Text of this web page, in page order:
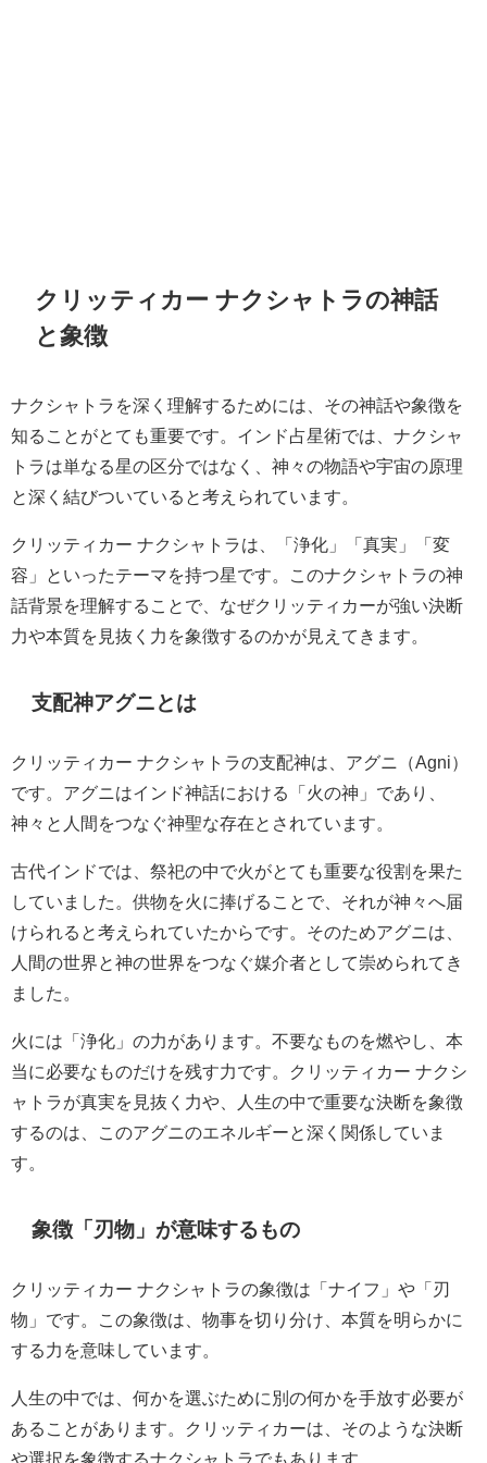
クリッティカー ナクシャトラの神話
と象徴
ナクシャトラを深く理解するためには、その神話や象徴を
知ることがとても重要です。インド占星術では、ナクシャ
トラは単なる星の区分ではなく、神々の物語や宇宙の原理
と深く結びついていると考えられています。
クリッティカー ナクシャトラは、「浄化」「真実」「変
容」といったテーマを持つ星です。このナクシャトラの神
話背景を理解することで、なぜクリッティカーが強い決断
力や本質を見抜く力を象徴するのかが見えてきます。
支配神アグニとは
クリッティカー ナクシャトラの支配神は、アグニ（Agni）
です。アグニはインド神話における「火の神」であり、
神々と人間をつなぐ神聖な存在とされています。
古代インドでは、祭祀の中で火がとても重要な役割を果た
していました。供物を火に捧げることで、それが神々へ届
けられると考えられていたからです。そのためアグニは、
人間の世界と神の世界をつなぐ媒介者として崇められてき
ました。
火には「浄化」の力があります。不要なものを燃やし、本
当に必要なものだけを残す力です。クリッティカー ナクシ
ャトラが真実を見抜く力や、人生の中で重要な決断を象徴
するのは、このアグニのエネルギーと深く関係していま
す。
象徴「刃物」が意味するもの
クリッティカー ナクシャトラの象徴は「ナイフ」や「刃
物」です。この象徴は、物事を切り分け、本質を明らかに
する力を意味しています。
人生の中では、何かを選ぶために別の何かを手放す必要が
あることがあります。クリッティカーは、そのような決断
や選択を象徴するナクシャトラでもあります。